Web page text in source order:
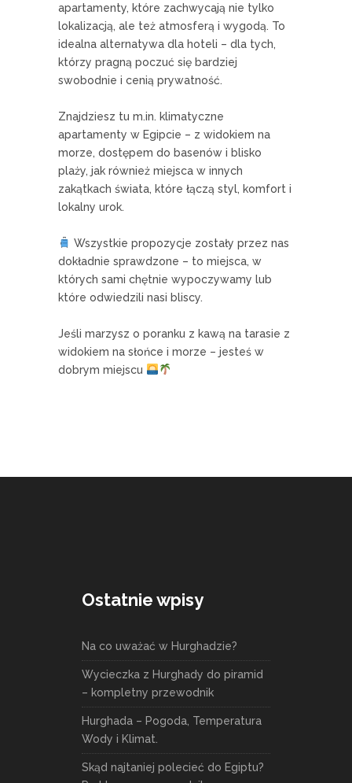
apartamenty, które zachwycają nie tylko
lokalizacją, ale też atmosferą i wygodą. To
idealna alternatywa dla hoteli – dla tych,
którzy pragną poczuć się bardziej
swobodnie i cenią prywatność.
Znajdziesz tu m.in. klimatyczne
apartamenty w Egipcie – z widokiem na
morze, dostępem do basenów i blisko
plaży, jak również miejsca w innych
zakątkach świata, które łączą styl, komfort i
lokalny urok.
Wszystkie propozycje zostały przez nas
dokładnie sprawdzone – to miejsca, w
których sami chętnie wypoczywamy lub
które odwiedzili nasi bliscy.
Jeśli marzysz o poranku z kawą na tarasie z
widokiem na słońce i morze – jesteś w
dobrym miejscu
Ostatnie wpisy
Na co uważać w Hurghadzie?
Wycieczka z Hurghady do piramid
– kompletny przewodnik
Hurghada – Pogoda, Temperatura
Wody i Klimat.
Skąd najtaniej polecieć do Egiptu?